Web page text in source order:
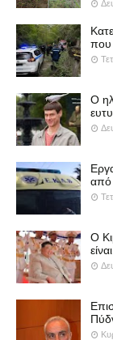
που
Ο
από
Ο